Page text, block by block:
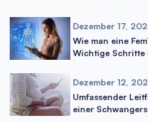
Dezember 17,
Wie man eine
Wichtige Schritte
Dezember 12,
Umfassender
einer